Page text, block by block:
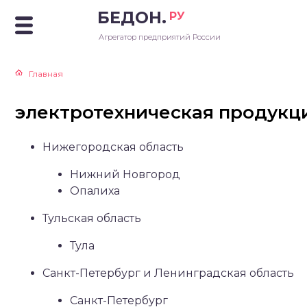
БЕДОН. РУ
Агрегатор предприятий России
Главная
электротехническая
Нижегородская область
Нижний Новгород
Опалиха
Тульская область
Тула
Санкт-Петербург и Ленинградская область
Санкт-Петербург